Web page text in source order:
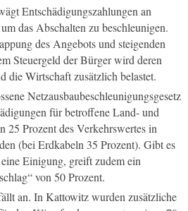
Entschädigungszahlungen an
das Abschalten zu beschleunigen.
des Angebots und steigenden
Steuergeld der Bürger wird deren
die Wirtschaft zusätzlich belastet.
Netzausbaubeschleunigungsgesetz
für betroffene Land- und
25 Prozent des Verkehrswertes in
(bei Erdkabeln 35 Prozent). Gibt es
Einigung, greift zudem ein
von 50 Prozent.
an. In Kattowitz wurden zusätzliche